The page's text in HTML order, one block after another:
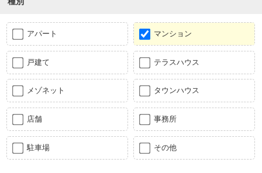
アパート マンション
戸建て テラスハウス
メゾネット タウンハウス
店舗 事務所
駐車場 その他